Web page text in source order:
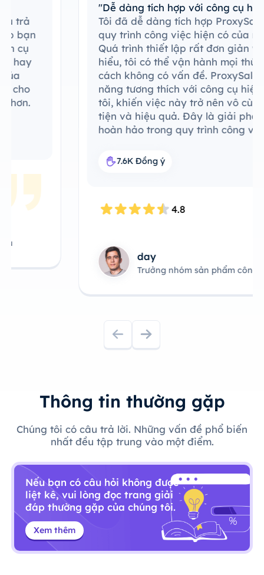
"Dễ dàng tích hợp với công cụ hiện có"
Tôi đã dễ dàng tích hợp ProxySale vào
quy trình công việc hiện có của mình.
Quá trình thiết lập rất đơn giản và dễ
hiểu, tôi có thể vận hành mọi thứ một
cách không có vấn đề. ProxySale có khả
năng tương thích với công cụ hiện có của
tôi, khiến việc này trở nên vô cùng thuận
tiện và hiệu quả. Đây là giải pháp đại lý
hoàn hảo trong quy trình công việc của
4.8
Trưởng nhóm sản phẩm công nghệ
Thông tin thường gặp
Chúng tôi có câu trả lời. Những vấn đề phổ biến
nhất đều tập trung vào một điểm.
Nếu bạn có câu hỏi không được
liệt kê, vui lòng đọc trang giải
đáp thường gặp của chúng tôi.
Xem thêm